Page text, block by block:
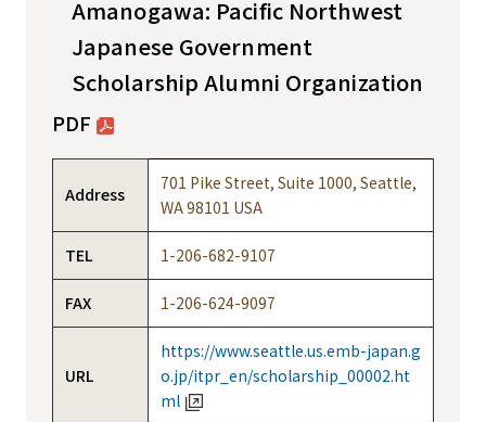
Amanogawa: Pacific Northwest
Japanese Government
Scholarship Alumni Organization
PDF
Address
701 Pike Street, Suite 1000, Seattle,
WA 98101 USA
TEL 1-206-682-9107
FAX 1-206-624-9097
URL
https://www.seattle.us.emb-japan.g
o.jp/itpr_en/scholarship_00002.ht
ml